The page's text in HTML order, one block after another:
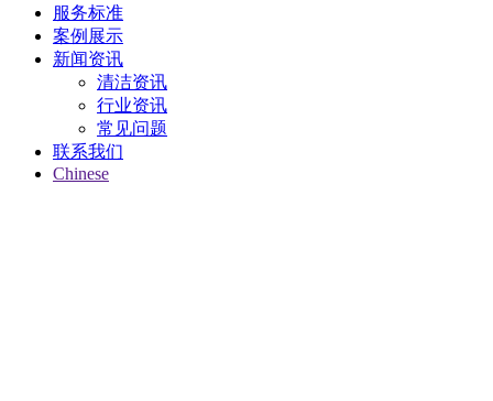
服务标准
案例展示
新闻资讯
清洁资讯
行业资讯
常见问题
联系我们
Chinese